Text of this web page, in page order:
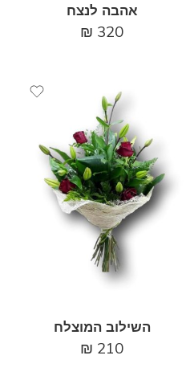
אהבה לנצח
320
₪
השילוב המוצלח
210
₪